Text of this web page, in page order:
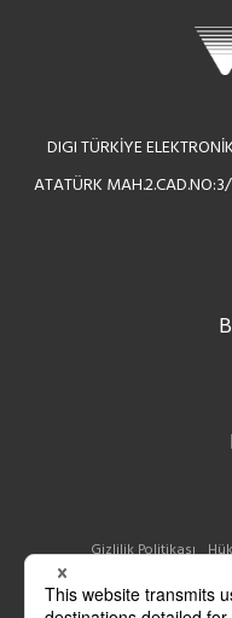
DIGI TÜRKİYE
ATATÜRK
Gizlilik Politikası